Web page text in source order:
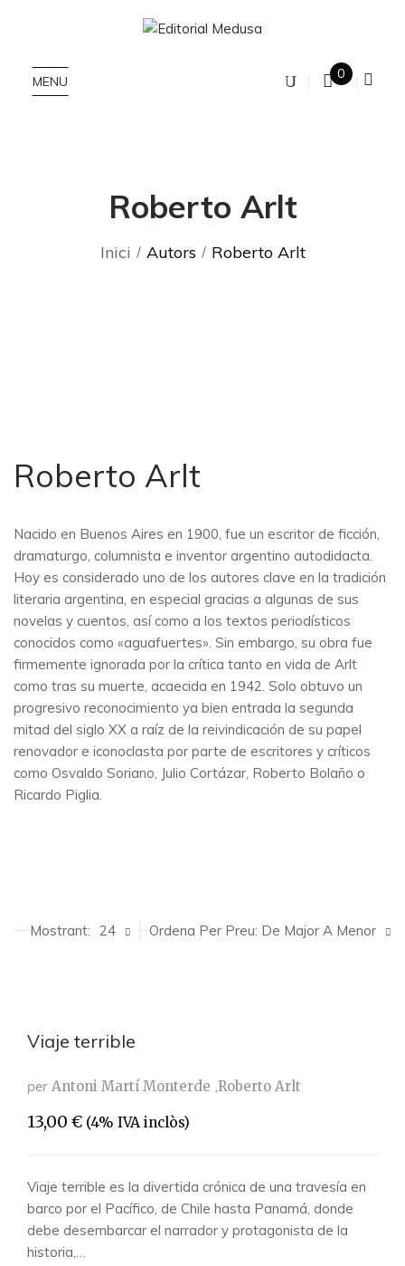
MENU 0
Roberto Arlt
Inici Autors Roberto Arlt
Roberto Arlt
Nacido en Buenos Aires en 1900, fue un escritor de ficción,
dramaturgo, columnista e inventor argentino autodidacta.
Hoy es considerado uno de los autores clave en la tradición
literaria argentina, en especial gracias a algunas de sus
novelas y cuentos, así como a los textos periodísticos
conocidos como «aguafuertes». Sin embargo, su obra fue
firmemente ignorada por la crítica tanto en vida de Arlt
como tras su muerte, acaecida en 1942. Solo obtuvo un
progresivo reconocimiento ya bien entrada la segunda
mitad del siglo XX a raíz de la reivindicación de su papel
renovador e iconoclasta por parte de escritores y críticos
como Osvaldo Soriano, Julio Cortázar, Roberto Bolaño o
Ricardo Piglia.
Ordena Per Preu: De Major A Menor
Mostrant: 24
Viaje terrible
per Antoni Martí Monterde Roberto Arlt
13,00 € (4% IVA inclòs)
Viaje terrible es la divertida crónica de una travesía en
barco por el Pacífico, de Chile hasta Panamá, donde
debe desembarcar el narrador y protagonista de la
historia,…